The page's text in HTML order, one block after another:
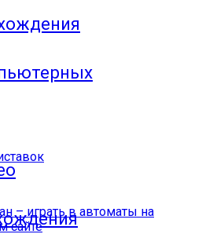
– играть в автоматы на
сайте